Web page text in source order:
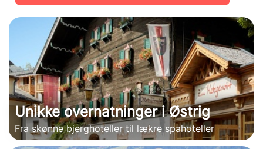
Unikke overnatninger i Østrig
Fra skønne bjerghoteller til lækre spahoteller